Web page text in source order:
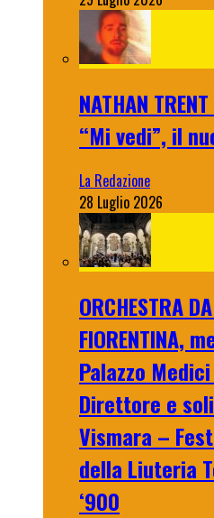
NATHAN
“Mi vedi”, il
La Redazione
28 Luglio 2026
ORCHESTRA
FIORENTINA,
Palazzo
Direttore e
Vismara –
della Liuteria
‘900